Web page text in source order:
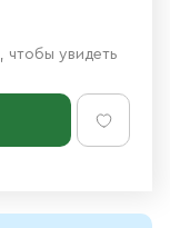
, чтобы увидеть